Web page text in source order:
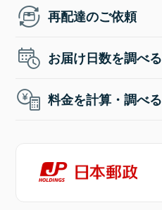
再配達のご依頼
お届け日数を調べる
料金を計算・調べる